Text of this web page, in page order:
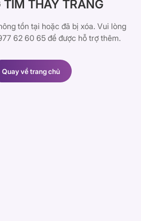
TÌM THẤY TRANG
tồn tại hoặc đã bị xóa. Vui lòng
62 60 65 để được hỗ trợ thêm.
Quay về trang chủ
Quay về trang chủ